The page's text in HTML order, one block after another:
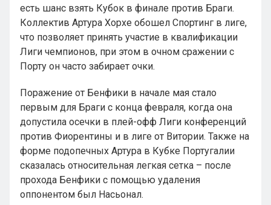
есть шанс взять Кубок в финале против Браги.
Коллектив Артура Хорхе обошел Спортинг в лиге,
что позволяет принять участие в квалификации
Лиги чемпионов, при этом в очном сражении с
Порту он часто забирает очки.
Поражение от Бенфики в начале мая стало
первым для Браги с конца февраля, когда она
допустила осечки в плей-офф Лиги конференций
против Фиорентины и в лиге от Витории. Также на
форме подопечных Артура в Кубке Португалии
сказалась относительная легкая сетка – после
прохода Бенфики с помощью удаления
оппонентом был Насьонал.